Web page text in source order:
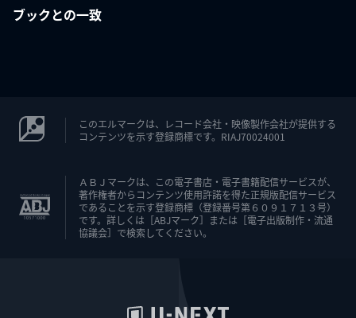
ブックとの一致
このエルマークは、レコード会社・映像製作会社が提供する
コンテンツを示す登録商標です。RIAJ70024001
ＡＢＪマークは、この電子書店・電子書籍配信サービスが、
著作権者からコンテンツ使用許諾を得た正規版配信サービス
であることを示す登録商標（登録番号第６０９１７１３号）
です。詳しくは［ABJマーク］または［電子出版制作・流通
協議会］で検索してください。